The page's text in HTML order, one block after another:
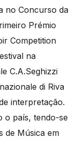
no Concurso da
Prémio
Competition
na
C.A.Seghizzi
di Riva
interpretação.
o país, tendo-se
de Música em